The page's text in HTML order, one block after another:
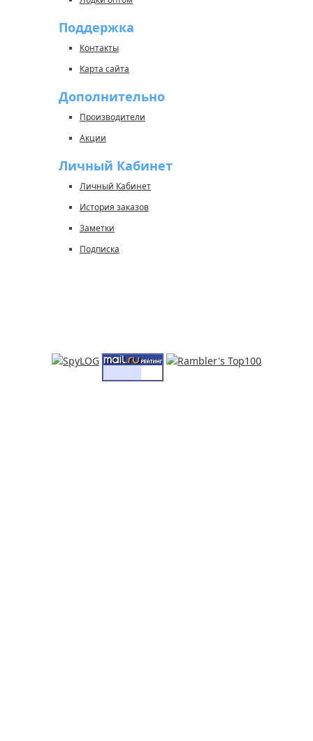
Поддержка
Контакты
Карта сайта
Дополнительно
Производители
Акции
Личный Кабинет
Личный Кабинет
История заказов
Заметки
Подписка